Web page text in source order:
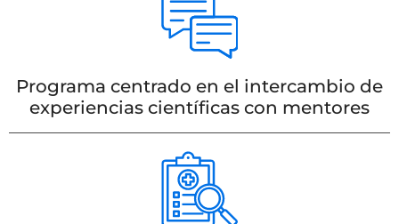
Programa centrado en el intercambio de
experiencias científicas con mentores